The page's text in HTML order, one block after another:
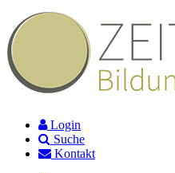
Login
Suche
Kontakt